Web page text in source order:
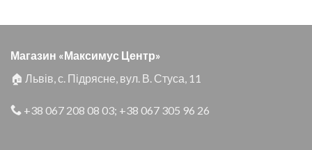
Магазин «Максимус Центр»
🏠 Львів, с. Підрясне, вул. В. Стуса, 11
+38 067 208 08 03; +38 067 305 96 26